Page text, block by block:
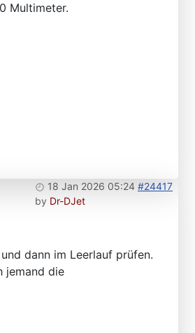
Multimeter.
18 Jan 2026 05:24 #24417
by Dr-DJet
dann im Leerlauf prüfen.
jemand die